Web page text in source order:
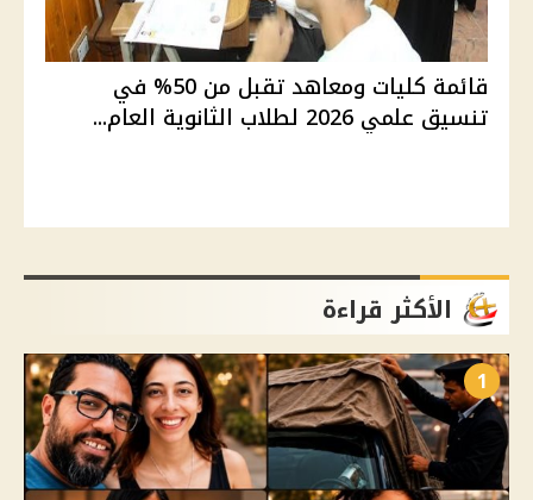
قائمة كليات ومعاهد تقبل من 50% في
تنسيق علمي 2026 لطلاب الثانوية العام...
الأكثر قراءة
1